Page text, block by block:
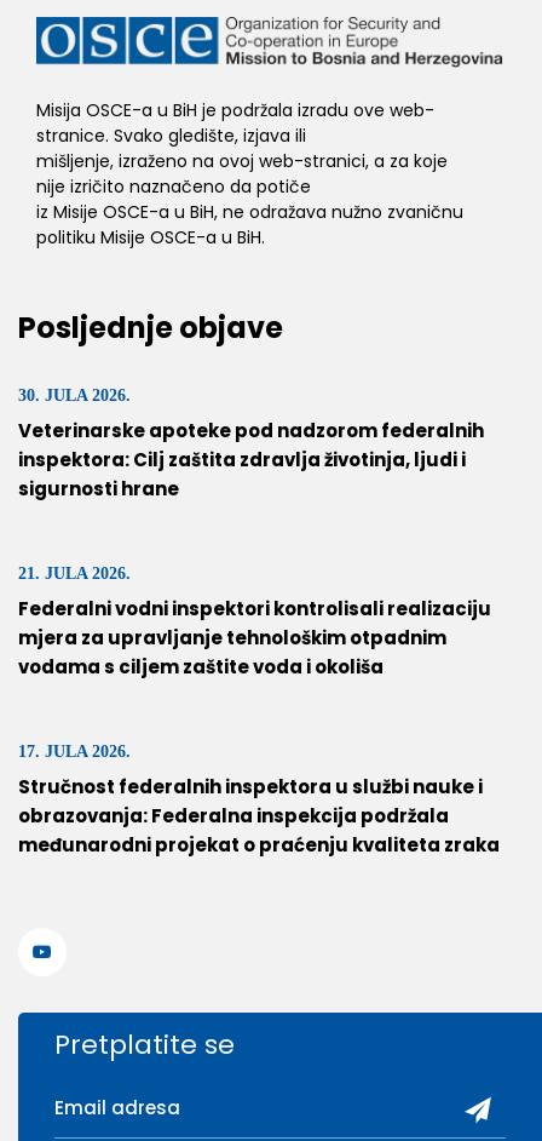
Misija OSCE-a u BiH je podržala izradu ove web-
stranice. Svako gledište, izjava ili
mišljenje, izraženo na ovoj web-stranici, a za koje
nije izričito naznačeno da potiče
iz Misije OSCE-a u BiH, ne odražava nužno zvaničnu
politiku Misije OSCE-a u BiH.
Posljednje objave
30. JULA 2026.
Veterinarske apoteke pod nadzorom federalnih
inspektora: Cilj zaštita zdravlja životinja, ljudi i
sigurnosti hrane
21. JULA 2026.
Federalni vodni inspektori kontrolisali realizaciju
mjera za upravljanje tehnološkim otpadnim
vodama s ciljem zaštite voda i okoliša
17. JULA 2026.
Stručnost federalnih inspektora u službi nauke i
obrazovanja: Federalna inspekcija podržala
međunarodni projekat o praćenju kvaliteta zraka
Pretplatite se